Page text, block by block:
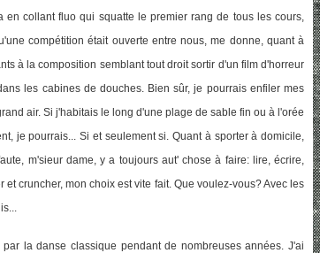
collant fluo qui squatte le premier rang de tous les cours,
compétition était ouverte entre nous, me donne, quant à
à la composition semblant tout droit sortir d'un film d'horreur
les cabines de douches. Bien sûr, je pourrais enfiler mes
air. Si j'habitais le long d'une plage de sable fin ou à l'orée
je pourrais... Si et seulement si. Quant à sporter à domicile,
m'sieur dame, y a toujours aut' chose à faire: lire, écrire,
cruncher, mon choix est vite fait. Que voulez-vous? Avec les
la danse classique pendant de nombreuses années. J'ai